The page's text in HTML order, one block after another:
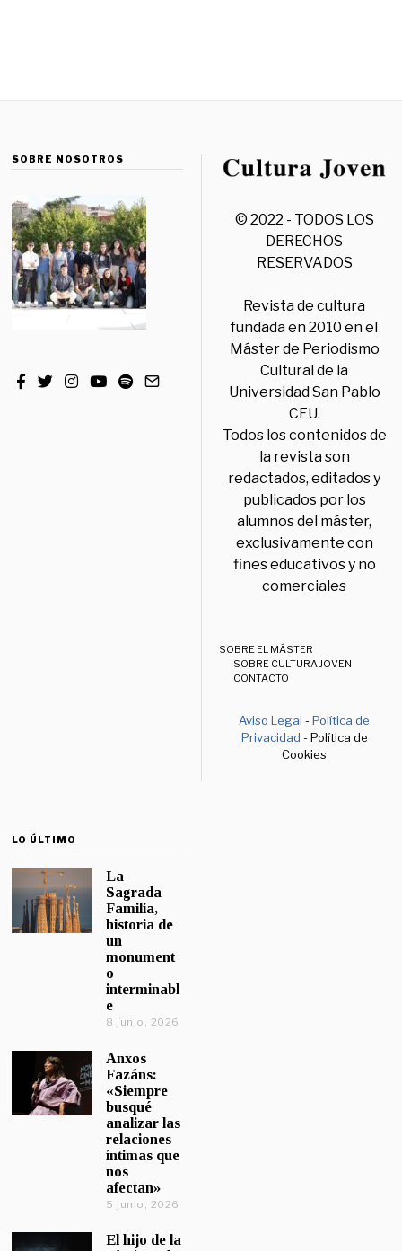
SOBRE NOSOTROS
© 2022 - TODOS LOS
DERECHOS
RESERVADOS
Revista de cultura
fundada en 2010 en el
Máster de Periodismo
Cultural de la
Universidad San Pablo
CEU.
Todos los contenidos de
la revista son
redactados, editados y
publicados por los
alumnos del máster,
exclusivamente con
fines educativos y no
comerciales
SOBRE EL MÁSTER
SOBRE CULTURA JOVEN
CONTACTO
Aviso Legal -Política de
Privacidad - Política de
Cookies
LO ÚLTIMO
La
Sagrada
Familia,
historia de
un
monument
o
interminabl
e
8 junio, 2026
Anxos
Fazáns:
«Siempre
busqué
analizar las
relaciones
íntimas que
nos
afectan»
5 junio, 2026
El hijo de la